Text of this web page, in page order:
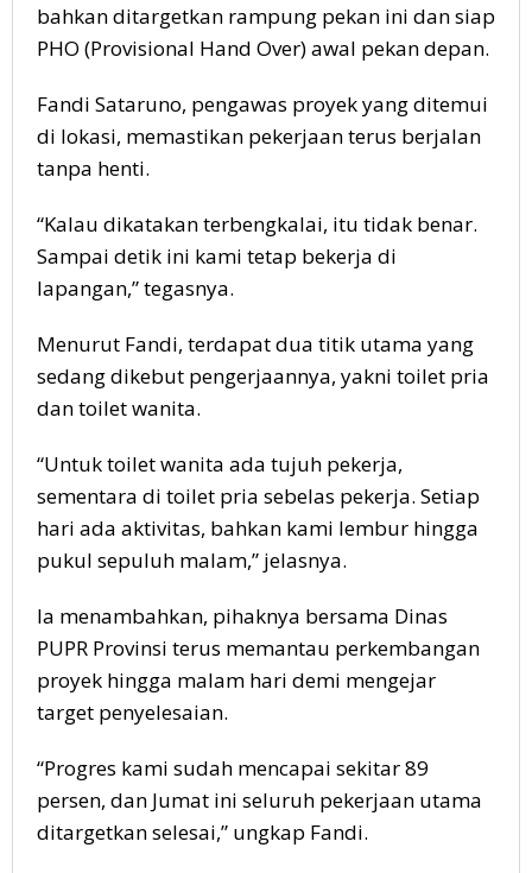
bahkan ditargetkan rampung pekan ini dan siap
PHO (Provisional Hand Over) awal pekan depan.
Fandi Sataruno, pengawas proyek yang ditemui
di lokasi, memastikan pekerjaan terus berjalan
tanpa henti.
“Kalau dikatakan terbengkalai, itu tidak benar.
Sampai detik ini kami tetap bekerja di
lapangan,” tegasnya.
Menurut Fandi, terdapat dua titik utama yang
sedang dikebut pengerjaannya, yakni toilet pria
dan toilet wanita.
“Untuk toilet wanita ada tujuh pekerja,
sementara di toilet pria sebelas pekerja. Setiap
hari ada aktivitas, bahkan kami lembur hingga
pukul sepuluh malam,” jelasnya.
Ia menambahkan, pihaknya bersama Dinas
PUPR Provinsi terus memantau perkembangan
proyek hingga malam hari demi mengejar
target penyelesaian.
“Progres kami sudah mencapai sekitar 89
persen, dan Jumat ini seluruh pekerjaan utama
ditargetkan selesai,” ungkap Fandi.